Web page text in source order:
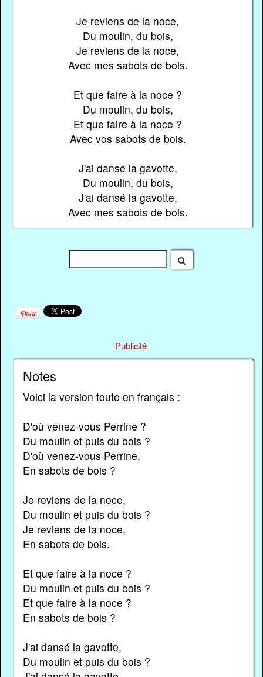
Je reviens de la noce,
Du moulin, du bois,
Je reviens de la noce,
Avec mes sabots de bois.
Et que faire à la noce ?
Du moulin, du bois,
Et que faire à la noce ?
Avec vos sabots de bois.
J'ai dansé la gavotte,
Du moulin, du bois,
J'ai dansé la gavotte,
Avec mes sabots de bois.
Publicité
Notes
Voici la version toute en français :
D'où venez-vous Perrine ?
Du moulin et puis du bois ?
D'où venez-vous Perrine,
En sabots de bois ?
Je reviens de la noce,
Du moulin et puis du bois ?
Je reviens de la noce,
En sabots de bois.
Et que faire à la noce ?
Du moulin et puis du bois ?
Et que faire à la noce ?
En sabots de bois ?
J'ai dansé la gavotte,
Du moulin et puis du bois ?